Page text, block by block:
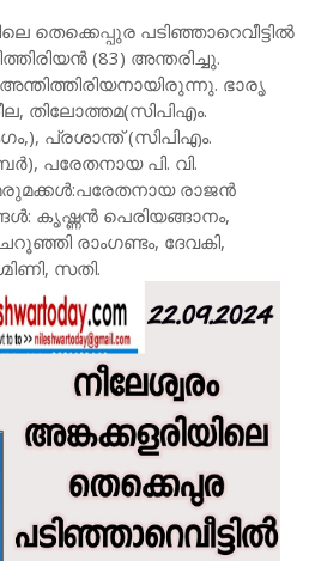
തെക്കെപ്പുര പടിഞ്ഞാറെവീട്ടിൽ
(83) അന്തരിച്ചു.
ഭാരൃ
തിലോത്തമ(സിപിഎം.
പ്രശാന്ത് (സിപിഎം.
പരേതനായ പി. വി.
രാജൻ
കൃഷ്ണൻ പെരിയങ്ങാനം,
രാംഗണ്ടം, ദേവകി,
സതി.